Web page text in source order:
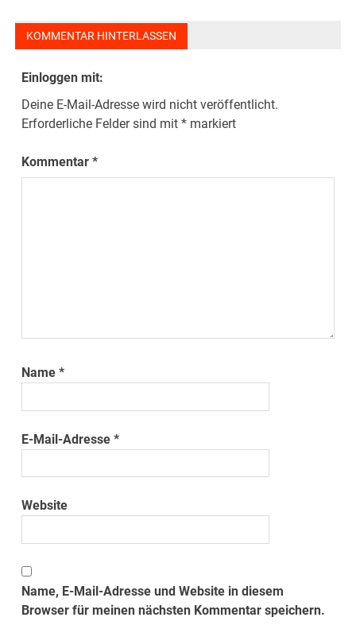
KOMMENTAR HINTERLASSEN
Einloggen mit:
Deine E-Mail-Adresse wird nicht veröffentlicht.
Erforderliche Felder sind mit* markiert
Kommentar*
Name*
E-Mail-Adresse*
Website
Name, E-Mail-Adresse und Website in diesem
Browser für meinen nächsten Kommentar speichern.